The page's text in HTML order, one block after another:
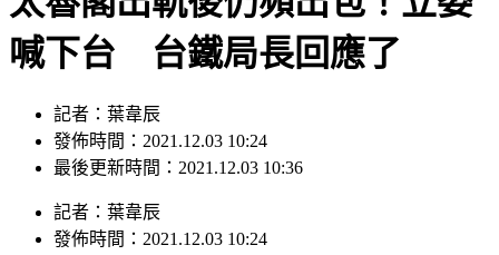
太魯閣出軌後仍頻出包！立委
喊下台 台鐵局長回應了
記者：葉韋辰
發佈時間：2021.12.03 10:24
記者：葉韋辰